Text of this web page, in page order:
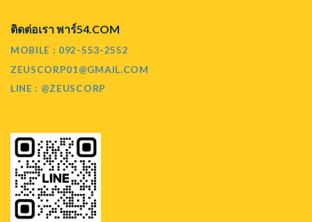
ติดต่อเรา พาร์54.COM
MOBILE : 092-553-2552
ZEUSCORP01@GMAIL.COM
LINE : @ZEUSCORP